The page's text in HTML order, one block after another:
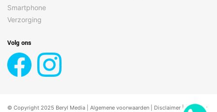
Smartphone
Verzorging
Volg ons
© Copyright 2025 Beryl Media | Algemene voorwaarden Disclaimer | |Privacy